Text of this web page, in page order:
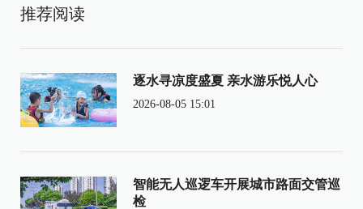
推荐阅读
逐水寻凉度盛夏 亲水游乐悦人心
2026-08-05 15:01
智能无人巡逻车开展城市路面交管巡
检